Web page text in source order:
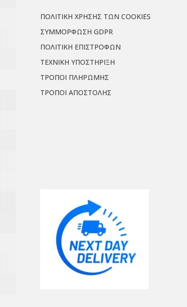
ΠΟΛΙΤΙΚΗ ΧΡΗΣΗΣ ΤΩΝ COOKIES
ΣΥΜΜΟΡΦΩΣΗ GDPR
ΠΟΛΙΤΙΚΗ ΕΠΙΣΤΡΟΦΩΝ
ΤΕΧΝΙΚΗ ΥΠΟΣΤΗΡΙΞΗ
ΤΡΟΠΟΙ ΠΛΗΡΩΜΗΣ
ΤΡΟΠΟΙ ΑΠΟΣΤΟΛΗΣ